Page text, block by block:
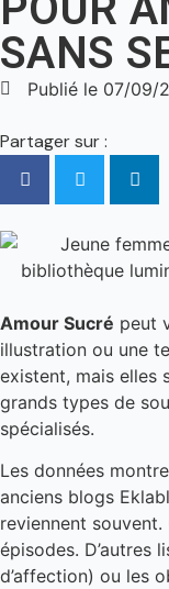
SANS
Publié le 07/09/
Partager sur :
Amour Sucré peut
illustration ou une
existent, mais elles
grands types de
spécialisés.
Les données
anciens blogs
reviennent
épisodes. D’autres
d’affection) ou les